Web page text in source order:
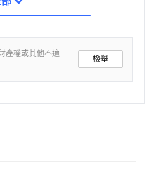
產權或其他不適
檢舉